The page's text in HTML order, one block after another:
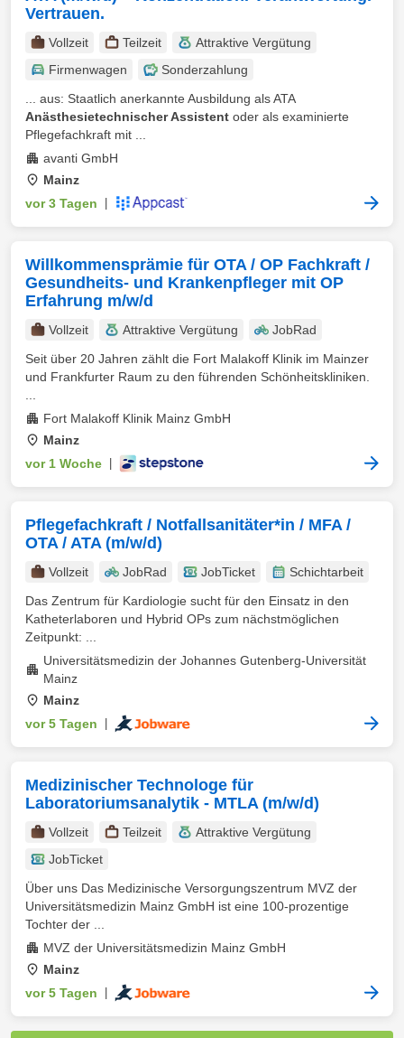
Vertrauen.
Vollzeit Teilzeit
Attraktive Vergütung
Firmenwagen
Sonderzahlung
... aus: Staatlich anerkannte Ausbildung als ATA
Anästhesietechnischer Assistent oder als examinierte
Pflegefachkraft mit ...
avanti GmbH
Mainz
vor 3 Tagen
Willkommensprämie für OTA / OP Fachkraft /
Gesundheits- und Krankenpfleger mit OP
Erfahrung m/w/d
Vollzeit Attraktive Vergütung
JobRad
Seit über 20 Jahren zählt die Fort Malakoff Klinik im Mainzer
und Frankfurter Raum zu den führenden Schönheitskliniken.
Fort Malakoff Klinik Mainz GmbH
Mainz
vor 1 Woche
Pflegefachkraft / Notfallsanitäter*in / MFA /
OTA / ATA (m/w/d)
Vollzeit JobRad JobTicket
Schichtarbeit
Das Zentrum für Kardiologie sucht für den Einsatz in den
Katheterlaboren und Hybrid OPs zum nächstmöglichen
Zeitpunkt: ...
Universitätsmedizin der Johannes Gutenberg-Universität
Mainz
Mainz
vor 5 Tagen
Medizinischer Technologe für
Laboratoriumsanalytik - MTLA (m/w/d)
Vollzeit Teilzeit
Attraktive Vergütung
JobTicket
Über uns Das Medizinische Versorgungszentrum MVZ der
Universitätsmedizin Mainz GmbH ist eine 100-prozentige
Tochter der ...
MVZ der Universitätsmedizin Mainz GmbH
Mainz
vor 5 Tagen